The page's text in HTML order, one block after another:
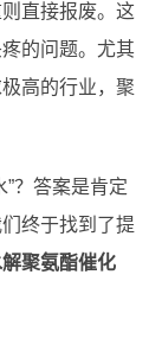
直接报废。这
的问题。尤其
高的行业，聚
？答案是肯定
终于找到了提
聚氨酯催化